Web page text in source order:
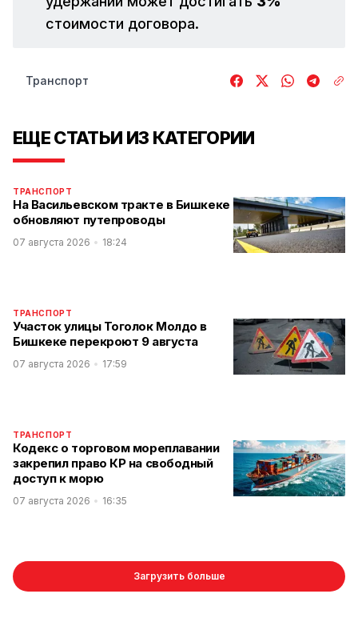
стоимости договора.
Транспорт
ЕЩЕ СТАТЬИ ИЗ КАТЕГОРИИ
ТРАНСПОРТ
На Васильевском тракте в Бишкеке
обновляют путепроводы
07 августа 2026 18:24
ТРАНСПОРТ
Участок улицы Тоголок Молдо в
Бишкеке перекроют 9 августа
07 августа 2026 17:59
ТРАНСПОРТ
Кодекс о торговом мореплавании
закрепил право КР на свободный
доступ к морю
07 августа 2026 16:35
Загрузить больше